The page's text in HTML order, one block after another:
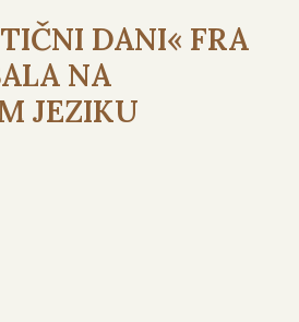
DANI« FRA
NA
JEZIKU